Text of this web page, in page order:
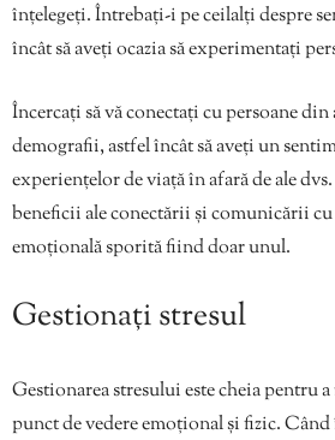
înțelegeți. Întrebați-i pe ceilalți despre
încât să aveți ocazia să experimentați
Încercați să vă conectați cu persoane
demografii, astfel încât să aveți un
experiențelor de viață în afară de ale
beneficii ale conectării și comunicării cu
emoțională sporită fiind doar unul.
Gestionați stresul
Gestionarea stresului este cheia pentru
punct de vedere emoțional și fizic.